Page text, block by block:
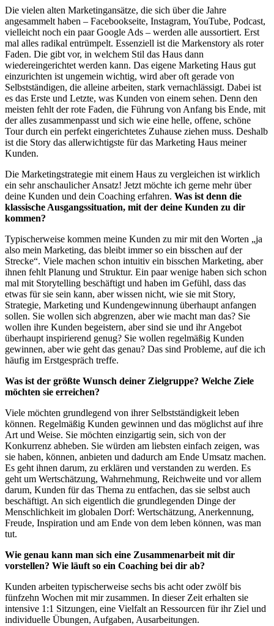
Die vielen alten Marketingansätze, die sich über die Jahre
angesammelt haben – Facebookseite, Instagram, YouTube, Podcast,
vielleicht noch ein paar Google Ads – werden alle aussortiert. Erst
mal alles radikal entrümpelt. Essenziell ist die Markenstory als roter
Faden. Die gibt vor, in welchem Stil das Haus dann
wiedereingerichtet werden kann. Das eigene Marketing Haus gut
einzurichten ist ungemein wichtig, wird aber oft gerade von
Selbstständigen, die alleine arbeiten, stark vernachlässigt. Dabei ist
es das Erste und Letzte, was Kunden von einem sehen. Denn den
meisten fehlt der rote Faden, die Führung von Anfang bis Ende, mit
der alles zusammenpasst und sich wie eine helle, offene, schöne
Tour durch ein perfekt eingerichtetes Zuhause ziehen muss. Deshalb
ist die Story das allerwichtigste für das Marketing Haus meiner
Kunden.
Die Marketingstrategie mit einem Haus zu vergleichen ist wirklich
ein sehr anschaulicher Ansatz! Jetzt möchte ich gerne mehr über
deine Kunden und dein Coaching erfahren. Was ist denn die
klassische Ausgangssituation, mit der deine Kunden zu dir
kommen?
Typischerweise kommen meine Kunden zu mir mit den Worten „ja
also mein Marketing, das bleibt immer so ein bisschen auf der
Strecke“. Viele machen schon intuitiv ein bisschen Marketing, aber
ihnen fehlt Planung und Struktur. Ein paar wenige haben sich schon
mal mit Storytelling beschäftigt und haben im Gefühl, dass das
etwas für sie sein kann, aber wissen nicht, wie sie mit Story,
Strategie, Marketing und Kundengewinnung überhaupt anfangen
sollen. Sie wollen sich abgrenzen, aber wie macht man das? Sie
wollen ihre Kunden begeistern, aber sind sie und ihr Angebot
überhaupt inspirierend genug? Sie wollen regelmäßig Kunden
gewinnen, aber wie geht das genau? Das sind Probleme, auf die ich
häufig im Erstgespräch treffe.
Was ist der größte Wunsch deiner Zielgruppe? Welche Ziele
möchten sie erreichen?
Viele möchten grundlegend von ihrer Selbstständigkeit leben
können. Regelmäßig Kunden gewinnen und das möglichst auf ihre
Art und Weise. Sie möchten einzigartig sein, sich von der
Konkurrenz abheben. Sie würden am liebsten einfach zeigen, was
sie haben, können, anbieten und dadurch am Ende Umsatz machen.
Es geht ihnen darum, zu erklären und verstanden zu werden. Es
geht um Wertschätzung, Wahrnehmung, Reichweite und vor allem
darum, Kunden für das Thema zu entfachen, das sie selbst auch
beschäftigt. An sich eigentlich die grundlegenden Dinge der
Menschlichkeit im globalen Dorf: Wertschätzung, Anerkennung,
Freude, Inspiration und am Ende von dem leben können, was man
tut.
Wie genau kann man sich eine Zusammenarbeit mit dir
vorstellen? Wie läuft so ein Coaching bei dir ab?
Kunden arbeiten typischerweise sechs bis acht oder zwölf bis
fünfzehn Wochen mit mir zusammen. In dieser Zeit erhalten sie
intensive 1:1 Sitzungen, eine Vielfalt an Ressourcen für ihr Ziel und
individuelle Übungen, Aufgaben, Ausarbeitungen.